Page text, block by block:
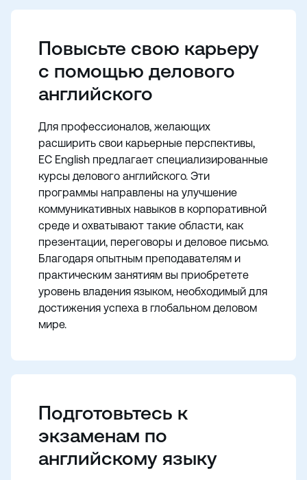
Повысьте свою карьеру
с помощью делового
английского
Для профессионалов, желающих
расширить свои карьерные перспективы,
EC English предлагает специализированные
курсы делового английского. Эти
программы направлены на улучшение
коммуникативных навыков в корпоративной
среде и охватывают такие области, как
презентации, переговоры и деловое письмо.
Благодаря опытным преподавателям и
практическим занятиям вы приобретете
уровень владения языком, необходимый для
достижения успеха в глобальном деловом
мире.
Подготовьтесь к
экзаменам по
английскому языку